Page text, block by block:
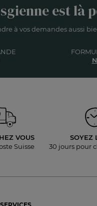
est là
à vos demandes aussi
VOUS
Suisse
SOYEZ
30 jours pour